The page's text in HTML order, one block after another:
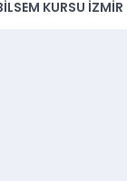
KURSU İZMIR